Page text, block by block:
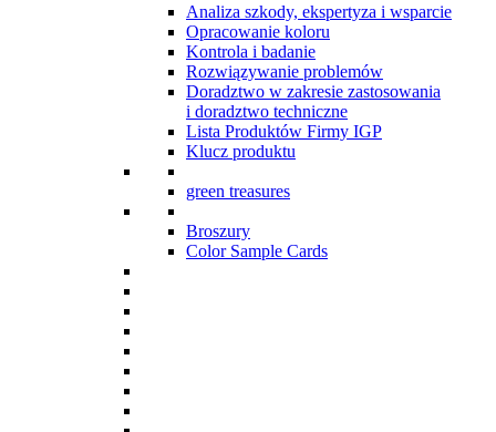
Analiza szkody, ekspertyza i wsparcie
Opracowanie koloru
Kontrola i badanie
Rozwiązywanie problemów
Doradztwo w zakresie zastosowania
i doradztwo techniczne
Lista Produktów Firmy IGP
Klucz produktu
green treasures
Broszury
Color Sample Cards